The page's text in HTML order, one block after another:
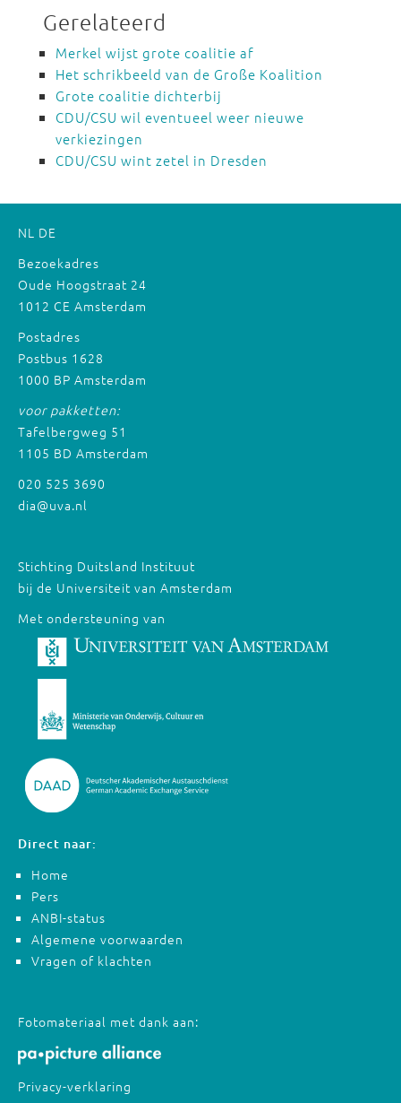
Gerelateerd
Merkel wijst grote coalitie af
Het schrikbeeld van de Große Koalition
Grote coalitie dichterbij
CDU/CSU wil eventueel weer nieuwe
verkiezingen
CDU/CSU wint zetel in Dresden
NL DE
Bezoekadres
Oude Hoogstraat 24
1012 CE Amsterdam
Postadres
Postbus 1628
1000 BP Amsterdam
voor pakketten:
Tafelbergweg 51
1105 BD Amsterdam
020 525 3690
dia@uva.nl
Stichting Duitsland Instituut
bij de Universiteit van Amsterdam
Met ondersteuning van
Direct naar:
Home
Pers
ANBI-status
Algemene voorwaarden
Vragen of klachten
Fotomateriaal met dank aan:
Privacy-verklaring